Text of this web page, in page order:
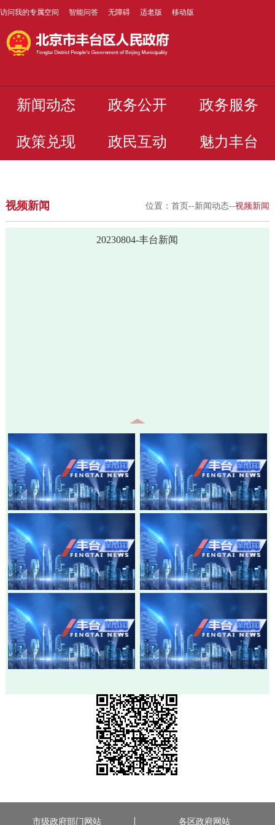
访问我的专属空间 智能问答 无障碍 适老版 移动版
新闻动态 政务公开 政务服务
政策兑现 政民互动 魅力丰台
视频新闻 位置：首页--新闻动态--视频新闻
20230804-丰台新闻
20260805-丰台新闻
20260803-丰台新闻
20260730-丰台新闻
20260728-丰台新闻
20260724-丰台新闻
市级政府部门网站 各区政府网站